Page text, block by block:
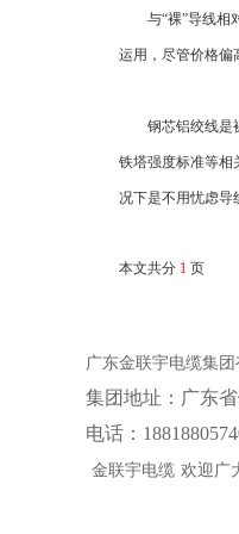
与“裸”导线相对
运用，尽管价格偏
钢芯铝绞线是裸
铁塔强度标准等相
况下是不用忧虑导
本文共分 1 页
广东金联宇电缆集团
集团地址：‌广东
电话：
金联宇电缆 欢迎广